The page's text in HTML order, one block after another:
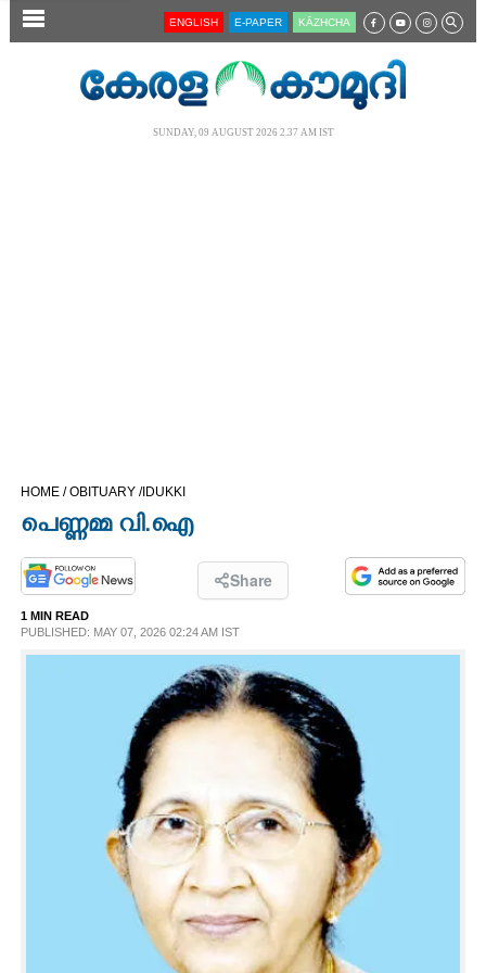
SECTIONS
OPINION
PHOTOS
ENGLISH E-PAPER KĀZHCHA
SUNDAY, 09 AUGUST 2026 2.37 AM IST
HOME /OBITUARY /IDUKKI
പെ​ണ്ണ​മ്മ​ വി​.ഐ
Share
1 MIN READ
PUBLISHED: MAY 07, 2026 02:24 AM IST